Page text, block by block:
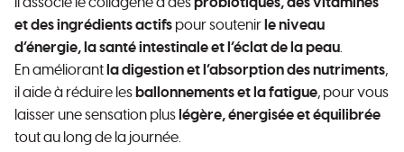
et des ingrédients actifs pour soutenir le niveau
d’énergie, la santé intestinale et l’éclat de la peau
En améliorant la digestion et l’absorption des nutriments,
il aide à réduire les ballonnements et la fatigue, pour vous
laisser une sensation plus légère, énergisée et équilibrée
tout au long de la journée.